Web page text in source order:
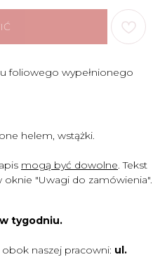
foliowego wypełnionego
helem, wstążki.
mogą być dowolne. Tekst
oknie "Uwagi do zamówienia".
tygodniu.
naszej pracowni: ul.